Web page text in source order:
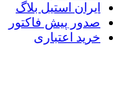
ایران استیل بلاگ
صدور پیش فاکتور
خرید اعتباری